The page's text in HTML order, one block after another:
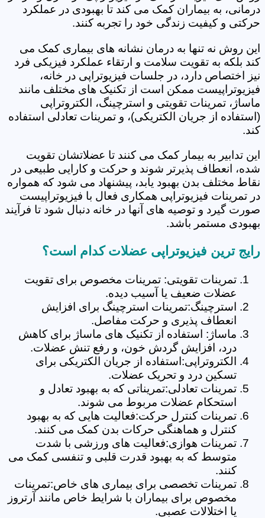
درمانی، به بیماران کمک می کند تا بهبودی در عملکرد
حرکتی و کیفیت زندگی خود را تجربه کنند.
این روش نه تنها به درمان نشانه های بیماری کمک می
کند بلکه به تقویت سلامت و ارتقاء عملکرد فیزیکی فرد
نیز اختصاص دارد، در جلسات فیزیوتراپی در خانه،
فیزیوتراپیست ممکن است از تکنیک های مختلف مانند
ماساژ، تمرینات تقویتی و استرچینگ، الکتروتراپی
(استفاده از جریان الکتریکی)، و تمرینات تعادلی استفاده
کند.
این تدابیر به بیمار کمک می کنند تا عضلاتشان تقویت
شده، انعطاف پذیرتر شوند و حرکت و کارایی طبیعی در
نقاط مختلف بدن بهبود یابد، پیشنهاد می شود که همواره
در تمرینات فیزیوتراپی همکاری فعال با فیزیوتراپیست
صورت گیرد و توصیه های آنها در خانه دنبال شود تا فرآیند
بهبودی مستمر باشد.
رایج ترین فیزیوتراپی عضلات کدام است؟
تمرینات تقویتی: تمرینات مخصوص برای تقویت
عضلات ضعیف یا آسیب دیده.
استرچینگ:تمرینات استرچینگ برای افزایش
انعطاف پذیری و حرکت مفاصل.
ماساژ: استفاده از تکنیک های ماساژ برای کاهش
درد، افزایش گردش خون، و رفع تنش عضلات.
الکتروتراپی:استفاده از جریان الکتریکی برای
تسکین درد و تحریک عضلات.
تمرینات تعادلی:تمریناتی که به بهبود تعادل و
استحکام عضلات مربوط می شوند.
تمرینات کنترل حرکت:فعالیت هایی که به بهبود
کنترل و هماهنگی حرکات بدن کمک می کنند.
تمرینات هوازی:فعالیت های ورزشی با شدت
متوسط که به بهبود قدرت قلبی و تنفسی کمک می
کنند.
تمرینات تخصصی برای بیماری های خاص:تمرینات
مخصوص برای بیماران با شرایط خاص مانند آرتروز
یا اختلالات عصبی.